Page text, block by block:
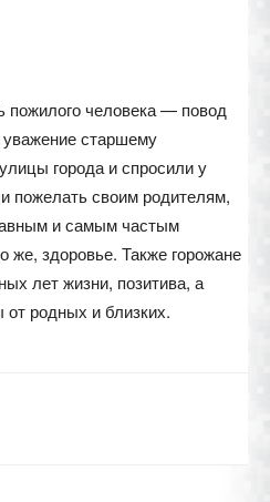
пожилого человека — повод
уважение старшему
города и спросили у
пожелать своим родителям,
и самым частым
же, здоровье. Также горожане
лет жизни, позитива, а
родных и близких.